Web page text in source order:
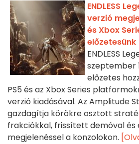
ENDLESS
verzió
és Xbox
előzetesünk
ENDLESS
szeptember
előzetes
PS5 és az Xbox Series
verzió kiadásával. Az Amplitude
gazdagítja körökre osztott
frakciókkal, frissített demóval
megjelenéssel a konzolokon.